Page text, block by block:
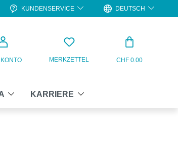
KUNDENSERVICE DEUTSCH
MERKZETTEL CHF 0.00
KARRIERE